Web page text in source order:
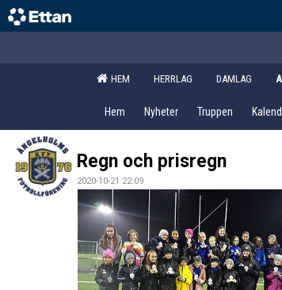
HEM HERRLAG DAMLAG
Hem Nyheter Truppen
Regn och prisregn
2020-10-21 22:09